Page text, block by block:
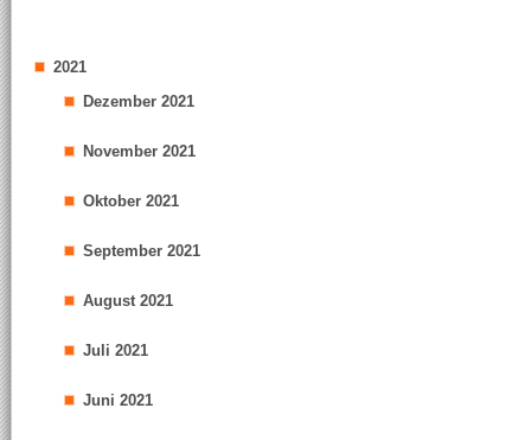
2021
Dezember 2021
November 2021
Oktober 2021
September 2021
August 2021
Juli 2021
Juni 2021